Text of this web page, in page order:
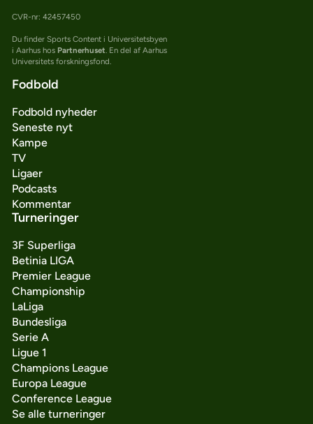
CVR-nr: 42457450
Du finder Sports Content i Universitetsbyen
i Aarhus hos Partnerhuset. En del af Aarhus
Universitets forskningsfond.
Fodbold
Fodbold nyheder
Seneste nyt
Kampe
TV
Ligaer
Podcasts
Kommentar
Turneringer
3F Superliga
Betinia LIGA
Premier League
Championship
LaLiga
Bundesliga
Serie A
Ligue 1
Champions League
Europa League
Conference League
Se alle turneringer